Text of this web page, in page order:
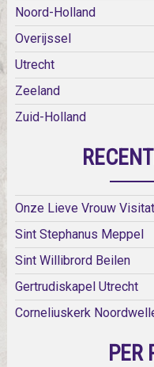
Noord-Holland
Overijssel
Utrecht
Zeeland
Zuid-Holland
Onze Lieve Vrouw
Sint Stephanus Meppel
Sint Willibrord Beilen
Gertrudiskapel Utrecht
Corneliuskerk
PER